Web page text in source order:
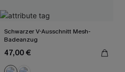
Schwarzer V-Ausschnitt Mesh-
Badeanzug
47,00 €